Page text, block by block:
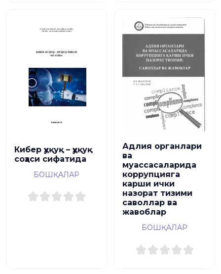
Кибер ҳуқуқ – ҳуқуқ
соҳаси сифатида
БОШҚАЛАР
Адлия органлари
ва
муассасаларида
коррупцияга
карши ички
назорат тизими
саволлар ва
жавоблар
БОШҚАЛАР